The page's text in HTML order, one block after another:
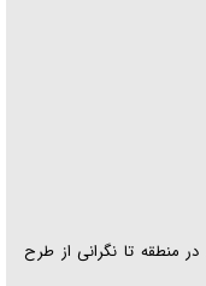
در منطقه تا نگرانی از طرح